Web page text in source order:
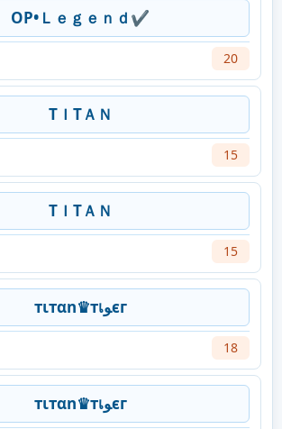
OP•Ｌｅｇｅｎｄ✔
20
TＩTＡＮ
15
TＩTＡＮ
15
тιтαn♛тเﻮєг
18
тιтαn♛тเﻮєг